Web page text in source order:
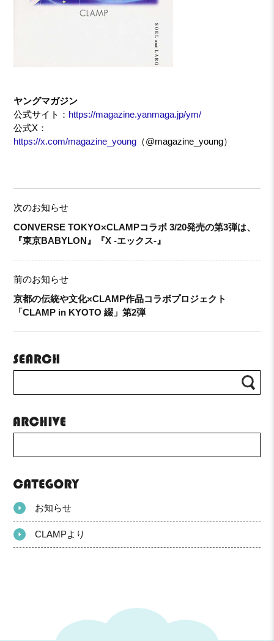
ヤングマガジン
公式サイト： https://magazine.yanmaga.jp/ym/
公式X：
https://x.com/magazine_young （@magazine_young）
次のお知らせ
CONVERSE TOKYO×CLAMPコラボ 3/20発売の第3弾は、
『東京BABYLON』『X -エックス-』
前のお知らせ
京都の伝統や文化×CLAMP作品コラボプロジェクト
「CLAMP in KYOTO 綴」第2弾
お知らせ
CLAMPより